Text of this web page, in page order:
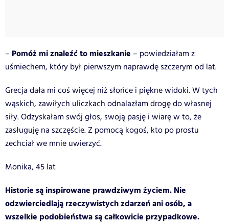
– Pomóż mi znaleźć to mieszkanie – powiedziałam z
uśmiechem, który był pierwszym naprawdę szczerym od lat.
Grecja dała mi coś więcej niż słońce i piękne widoki. W tych
wąskich, zawiłych uliczkach odnalazłam drogę do własnej
siły. Odzyskałam swój głos, swoją pasję i wiarę w to, że
zasługuję na szczęście. Z pomocą kogoś, kto po prostu
zechciał we mnie uwierzyć.
Monika, 45 lat
Historie są inspirowane prawdziwym życiem. Nie
odzwierciedlają rzeczywistych zdarzeń ani osób, a
wszelkie podobieństwa są całkowicie przypadkowe.